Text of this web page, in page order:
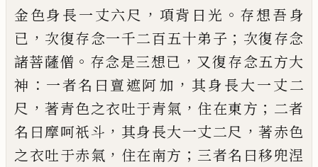
金色身長一丈六尺 ， 項背日光 。 存想吾身
已 ， 次復存念一千二百五十弟子 ； 次復存念
諸菩薩僧 。 存念是三想已 ， 又復存念五方大
神 ： 一者名曰亶遮阿 加 ， 其身長大一丈二
尺 ， 著青色之衣吐于青氣 ， 住在東方 ； 二者
名曰摩呵祇斗 ， 其身長大一丈二尺 ， 著赤色
之衣吐于赤氣 ， 住在南方 ； 三者名曰移兜涅